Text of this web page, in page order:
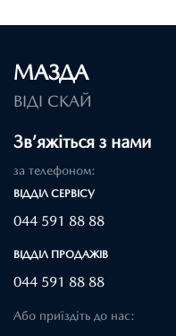
МАЗДА
ВІДІ СКАЙ
Зв’яжіться з нами
за телефоном:
ВІДДІЛ CЕРВІСУ
044 591 88 88
ВІДДІЛ ПРОДАЖІВ
044 591 88 88
Або приїздіть до нас: